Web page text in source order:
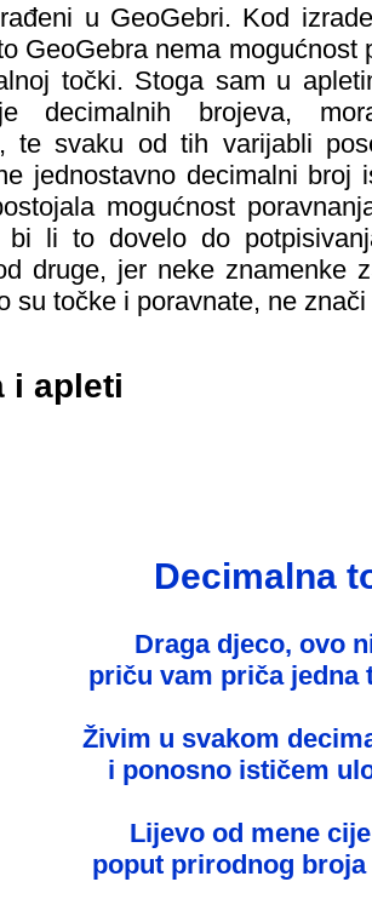
u GeoGebri. Kod
GeoGebra nema mogućnost
točki. Stoga sam u
decimalnih brojeva,
te svaku od tih varijabli
jednostavno decimalni broj
mogućnost
li to dovelo do
druge, jer neke znamenke
su točke i poravnate, ne
i apleti
Decimalna
Draga djeco, ovo
priču vam priča jedna
Živim u svakom
i ponosno ističem
Lijevo od mene
poput prirodnog